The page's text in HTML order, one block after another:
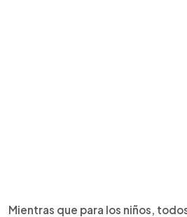
Mientras que para los niños,